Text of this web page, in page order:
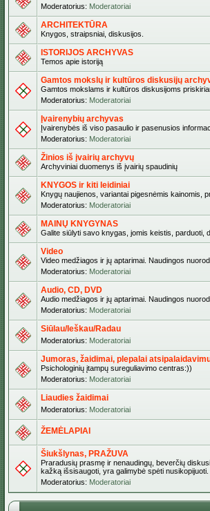
Moderatorius: Moderatoriai
ARCHITEKTŪRA
Knygos, straipsniai, diskusijos.
ISTORIJOS ARCHYVAS
Temos apie istoriją
Gamtos mokslų ir kultūros diskusijų
Gamtos mokslams ir kultūros diskusijoms
Moderatorius: Moderatoriai
Įvairenybių archyvas
Įvairenybės iš viso pasaulio ir pasenusios
Moderatorius: Moderatoriai
Žinios iš įvairių archyvų
Archyviniai duomenys iš įvairių spaudinių
KNYGOS ir kiti leidiniai
Knygų naujienos, variantai pigesnėmis kainomis,
Moderatorius: Moderatoriai
MAINŲ KNYGYNAS
Galite siūlyti savo knygas, jomis keistis, parduoti,
Video
Video medžiagos ir jų aptarimai. Naudingos
Moderatorius: Moderatoriai
Audio, CD, DVD
Audio medžiagos ir jų aptarimai. Naudingos
Moderatorius: Moderatoriai
Siūlau/Ieškau/Radau
Moderatorius: Moderatoriai
Jumoras, žaidimai, plepalai
Psichologinių įtampų sureguliavimo centras:))
Moderatorius: Moderatoriai
Liaudies žaidimai
Moderatorius: Moderatoriai
ŽEMĖLAPIAI
Šiukšlynas, PRAŽUVA
Praradusių prasmę ir nenaudingų, beverčių
kažką išsisaugoti, yra galimybė spėti nusikopijuoti.
Moderatorius: Moderatoriai